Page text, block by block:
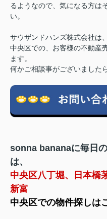
るようなので、気になる方は
い。
サウザンドハンズ株式会社は
中央区での、お客様の不動産
ます。
何かご相談事がございました
sonna bananaに毎日
は、
中央区八丁堀、日本橋
新富
中央区での物件探しは